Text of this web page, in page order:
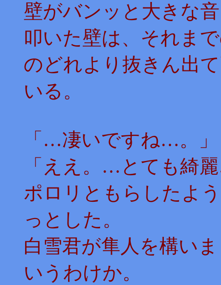
壁がバンッと大きな
叩いた壁は、それま
のどれより抜きん出
いる。
「…凄いですね…。」
「ええ。…とても綺
ポロリともらしたよ
っとした。
白雪君が隼人を構い
いうわけか。